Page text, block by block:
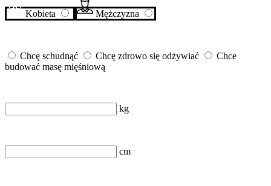
Kobieta
Mężczyzna
Chcę schudnąć Chcę zdrowo się odżywiać
Chce
budować masę mięśniową
kg
cm